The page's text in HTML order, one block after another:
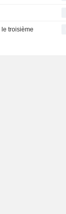
troisième